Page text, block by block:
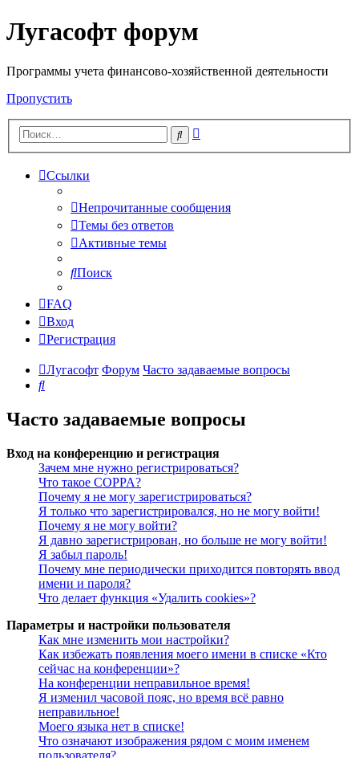
Лугасофт форум
Программы учета финансово-хозяйственной деятельности
Пропустить
Поиск
Ссылки
Непрочитанные сообщения
Темы без ответов
Активные темы
Поиск
FAQ
Вход
Регистрация
Лугасофт Форум Часто задаваемые вопросы
Поиск
Часто задаваемые вопросы
Вход на конференцию и регистрация
Зачем мне нужно регистрироваться?
Что такое COPPA?
Почему я не могу зарегистрироваться?
Я только что зарегистрировался, но не могу войти!
Почему я не могу войти?
Я давно зарегистрирован, но больше не могу войти!
Я забыл пароль!
Почему мне периодически приходится повторять ввод
имени и пароля?
Что делает функция «Удалить cookies»?
Параметры и настройки пользователя
Как мне изменить мои настройки?
Как избежать появления моего имени в списке «Кто
сейчас на конференции»?
На конференции неправильное время!
Я изменил часовой пояс, но время всё равно
неправильное!
Моего языка нет в списке!
Что означают изображения рядом с моим именем